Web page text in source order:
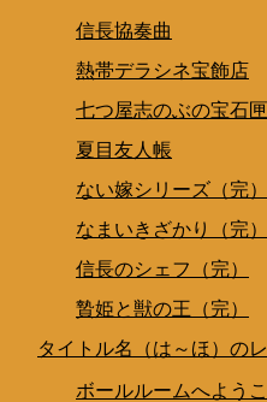
信長協奏曲
熱帯デラシネ宝飾店
七つ屋志のぶの宝石匣
夏目友人帳
ない嫁シリーズ（完）
なまいきざかり（完）
信長のシェフ（完）
贄姫と獣の王（完）
タイトル名（は～ほ）の
ボールルームへよう